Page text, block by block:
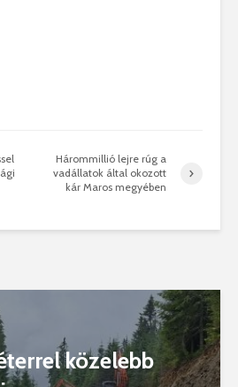
Hárommillió lejre rúg a
vadállatok által okozott
kár Maros megyében
közelebb